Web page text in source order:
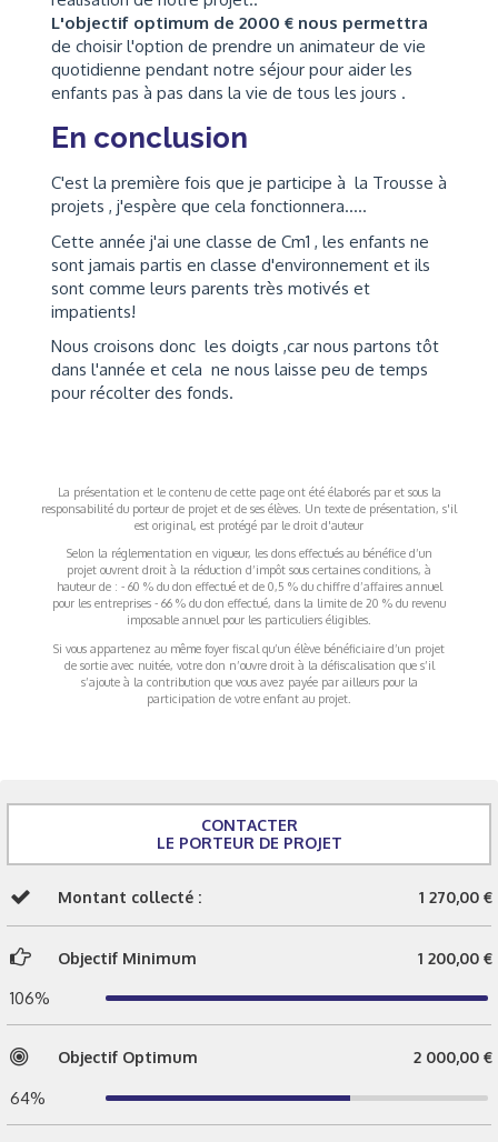
L'objectif optimum de 2000 € nous permettra
de choisir l'option de prendre un animateur de vie
quotidienne pendant notre séjour pour aider les
enfants pas à pas dans la vie de tous les jours .
En conclusion
C'est la première fois que je participe à la Trousse à
projets , j'espère que cela fonctionnera.....
Cette année j'ai une classe de Cm1 , les enfants ne
sont jamais partis en classe d'environnement et ils
sont comme leurs parents très motivés et
impatients!
Nous croisons donc les doigts ,car nous partons tôt
dans l'année et cela ne nous laisse peu de temps
pour récolter des fonds.
La présentation et le contenu de cette page ont été élaborés par et sous la
responsabilité du porteur de projet et de ses élèves. Un texte de présentation, s'il
est original, est protégé par le droit d'auteur
Selon la réglementation en vigueur, les dons effectués au bénéfice d’un
projet ouvrent droit à la réduction d’impôt sous certaines conditions, à
hauteur de : - 60 % du don effectué et de 0,5 % du chiffre d’affaires annuel
pour les entreprises - 66 % du don effectué, dans la limite de 20 % du revenu
imposable annuel pour les particuliers éligibles.
Si vous appartenez au même foyer fiscal qu’un élève bénéficiaire d’un projet
de sortie avec nuitée, votre don n’ouvre droit à la défiscalisation que s’il
s’ajoute à la contribution que vous avez payée par ailleurs pour la
participation de votre enfant au projet.
CONTACTER
LE PORTEUR DE PROJET
Montant collecté : 1 270,00 €
Objectif Minimum 1 200,00 €
106%
Objectif Optimum 2 000,00 €
64%